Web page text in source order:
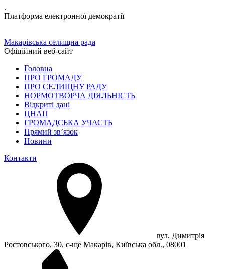
.
Платформа електронної демократії
Макарівська селищна рада
Офіційний веб-сайт
Головна
ПРО ГРОМАДУ
ПРО СЕЛИЩНУ РАДУ
НОРМОТВОРЧА ДІЯЛЬНІСТЬ
Відкриті дані
ЦНАП
ГРОМАДСЬКА УЧАСТЬ
Прямий зв’язок
Новини
Контакти
вул. Димитрія
Ростовського, 30, с-ще Макарів, Київська обл., 08001